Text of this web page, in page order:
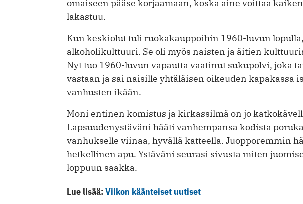
omaiseen pääse korjaamaan, koska aine voittaa
lakastuu.
Kun keskiolut tuli ruokakauppoihin 1960-luvun
alkoholikulttuuri. Se oli myös naisten ja äitien
Nyt tuo 1960-luvun vapautta vaatinut sukupolvi, joka
vastaan ja sai naisille yhtäläisen oikeuden kapakassa
vanhusten ikään.
Moni entinen komistus ja kirkassilmä on jo
Lapsuudenystäväni hääti vanhempansa kodista
vanhukselle viinaa, hyvällä katteella. Juopporemmin
hetkellinen apu. Ystäväni seurasi sivusta miten
loppuun saakka.
Lue lisää:Viikon käänteiset uutiset